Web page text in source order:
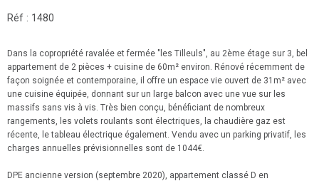
Réf : 1480
Dans la copropriété ravalée et fermée "les Tilleuls", au 2ème étage sur 3, bel
appartement de 2 pièces + cuisine de 60m² environ. Rénové récemment de
façon soignée et contemporaine, il offre un espace vie ouvert de 31m² avec
une cuisine équipée, donnant sur un large balcon avec une vue sur les
massifs sans vis à vis. Très bien conçu, bénéficiant de nombreux
rangements, les volets roulants sont électriques, la chaudière gaz est
récente, le tableau électrique également. Vendu avec un parking privatif, les
charges annuelles prévisionnelles sont de 1044€.
DPE ancienne version (septembre 2020), appartement classé D en